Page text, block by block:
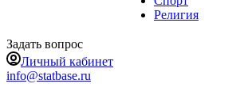
Религия
Задать вопрос
Личный кабинет
info@statbase.ru